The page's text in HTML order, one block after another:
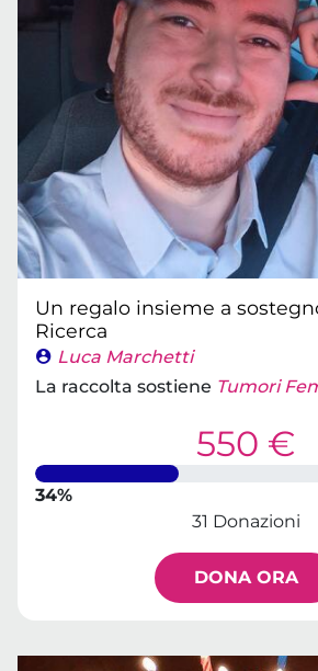
Un regalo insieme a
Ricerca
Luca Marchetti
La raccolta sostiene Tumori
550 €
34%
31 Donazioni
DONA ORA